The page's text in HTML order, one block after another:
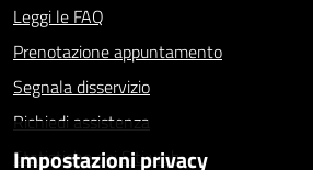
Leggi le FAQ
Prenotazione appuntamento
Segnala disservizio
Richiedi assistenza
Statistiche dei Siti web
Impostazioni privacy